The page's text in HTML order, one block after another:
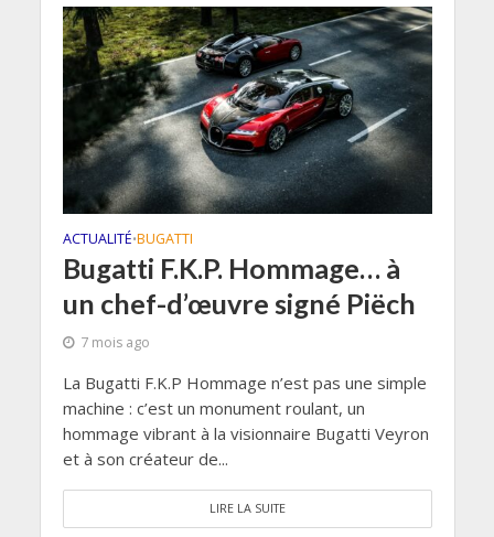
ACTUALITÉ•BUGATTI
Bugatti F.K.P. Hommage… à
un chef-d’œuvre signé Piëch
7 mois ago
La Bugatti F.K.P Hommage n’est pas une simple
machine : c’est un monument roulant, un
hommage vibrant à la visionnaire Bugatti Veyron
et à son créateur de...
LIRE LA SUITE